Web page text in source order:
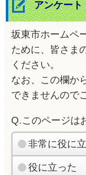
アンケート
坂東市ホームペ
ために、皆さま
ください。
なお、この欄か
できませんので
Q.このページは
非常に役に
役に立った